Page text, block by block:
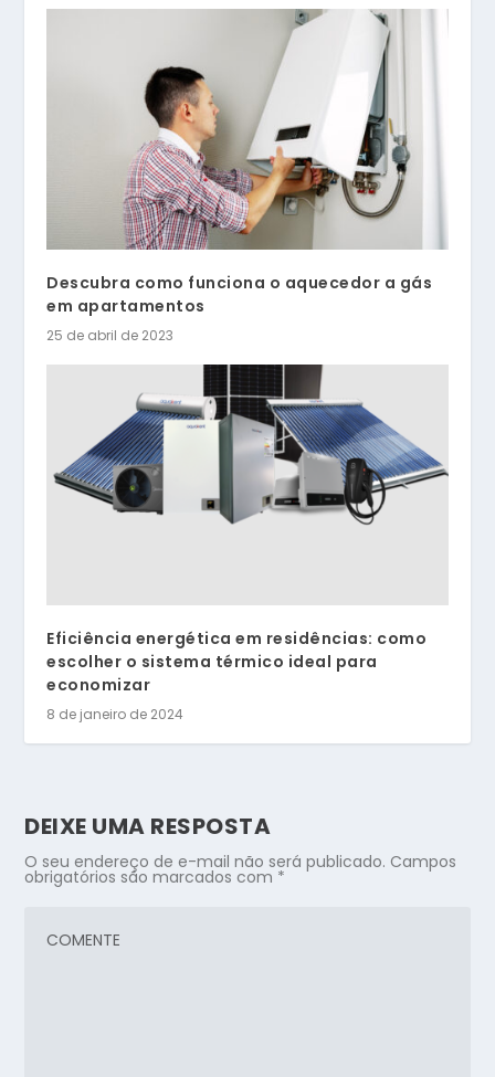
Descubra como funciona o aquecedor a gás
em apartamentos
25 de abril de 2023
Eficiência energética em residências: como
escolher o sistema térmico ideal para
economizar
8 de janeiro de 2024
DEIXE UMA RESPOSTA
O seu endereço de e-mail não será publicado. Campos
obrigatórios são marcados com *